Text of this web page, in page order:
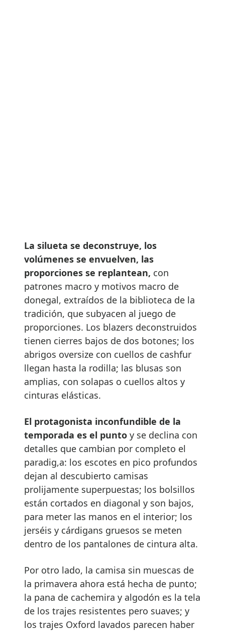
La silueta se deconstruye, los
volúmenes se envuelven, las
proporciones se replantean, con
patrones macro y motivos macro de
donegal, extraídos de la biblioteca de la
tradición, que subyacen al juego de
proporciones. Los blazers deconstruidos
tienen cierres bajos de dos botones; los
abrigos oversize con cuellos de cashfur
llegan hasta la rodilla; las blusas son
amplias, con solapas o cuellos altos y
cinturas elásticas.
El protagonista inconfundible de la
temporada es el punto y se declina con
detalles que cambian por completo el
paradig,a: los escotes en pico profundos
dejan al descubierto camisas
prolijamente superpuestas; los bolsillos
están cortados en diagonal y son bajos,
para meter las manos en el interior; los
jerséis y cárdigans gruesos se meten
dentro de los pantalones de cintura alta.
Por otro lado, la camisa sin muescas de
la primavera ahora está hecha de punto;
la pana de cachemira y algodón es la tela
de los trajes resistentes pero suaves; y
los trajes Oxford lavados parecen haber